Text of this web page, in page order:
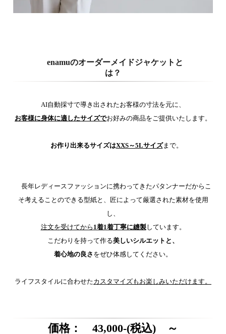
enamuのオーダーメイドジャケットと
は？
AI自動採寸で導き出されたお客様の寸法を元に、
お客様に身体に適したサイズでお好みの商品をご提供いたします。
お作り出来るサイズはXXS～5Lサイズまで。
長年レディースファッションに携わってきたパタンナーだからこ
そ考えることのできる型紙と、匠によって厳選された素材を使用
し、
注文を受けてから 1着1着丁寧に縫製しています。
こだわりを持って作る美しいシルエットと、
着心地の良さ をぜひ体感してください。
ライフスタイルに合わせたカスタマイズもお楽しみいただけます。
価格： 43,000-(税込) ～